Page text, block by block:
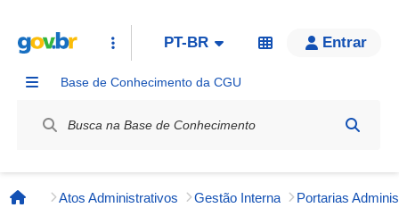
PT-BR Entrar
Base de Conhecimento da CGU
Página inicial
Atos Administrativos Gestão Interna